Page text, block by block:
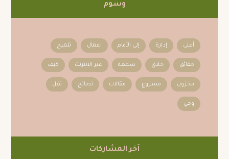
وسوم
أعلى إدارة إلى الأمام اعمال تلميح
حقائق خلاق سمعة عبر الانترنت كيف
مخزون مشروع مقالات نصائح نقل
وحي
آخر المشاركات